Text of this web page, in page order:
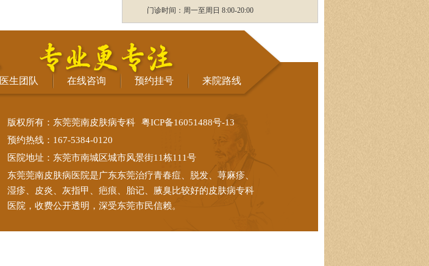
门诊时间：周一至周日 8:00-20:00
医生团队 在线咨询 预约挂号 来院路线
版权所有：东莞莞南皮肤病专科
粤ICP备16051488号-13
预约热线：167-5384-0120
医院地址：东莞市南城区城市风景街11栋111号
东莞莞南皮肤病医院是广东东莞治疗青春痘、脱发、荨麻疹、
湿疹、皮炎、灰指甲、疤痕、胎记、腋臭比较好的皮肤病专科
医院，收费公开透明，深受东莞市民信赖。